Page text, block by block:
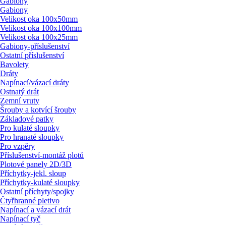
Gabiony
Velikost oka 100x50mm
Velikost oka 100x100mm
Velikost oka 100x25mm
Gabiony-příslušenství
Ostatní příslušenství
Bavolety
Dráty
Napínací/vázací dráty
Ostnatý drát
Zemní vruty
Šrouby a kotvící šrouby
Základové patky
Pro kulaté sloupky
Pro hranaté sloupky
Pro vzpěry
Příslušenství-montáž plotů
Plotové panely 2D/3D
Příchytky-jekl. sloup
Příchytky-kulaté sloupky
Ostatní příchyty/spojky
Čtyřhranné pletivo
Napínací a vázací drát
Napínací tyč